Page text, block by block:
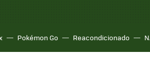
Pokémon Go Reacondicionado